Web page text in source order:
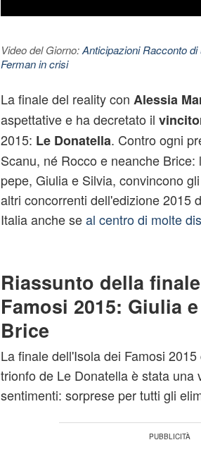
Video del Giorno:Anticipazioni Racconto
Ferman in crisi
La finale del reality con Alessia
aspettative e ha decretato il
2015: Le Donatella. Contro ogni
Scanu, né Rocco e neanche
pepe, Giulia e Silvia, convincono
altri concorrenti dell'edizione 2015
Italia anche seal centro di molte
Riassunto della
Famosi 2015: Giulia
Brice
La finale dell'Isola dei Famosi
trionfo de Le Donatella è stata una
sentimenti: sorprese per tutti gli